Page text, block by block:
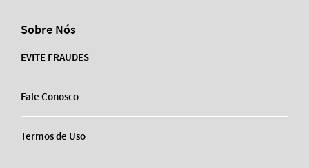
Sobre Nós
EVITE FRAUDES
Fale Conosco
Termos de Uso